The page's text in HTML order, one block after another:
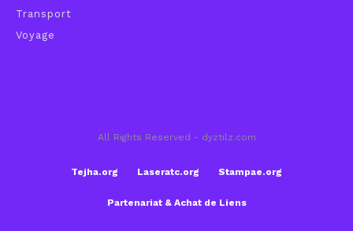
Transport
Voyage
All Rights Reserved - dyztilz.com
Tejha.org Laseratc.org Stampae.org
Partenariat & Achat de Liens